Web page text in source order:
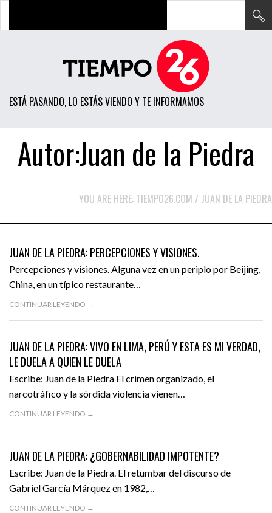
ESTÁ PASANDO, LO ESTÁS VIENDO Y TE INFORMAMOS
POLÍTICA
ECONOMÍA
SOCIEDAD
CIENCIA
TECH
VIDEOS
Autor:Juan de la Piedra
YOU ARE HERE: TIEMPO26.COM / JUAN DE LA PIEDRA
JUAN DE LA PIEDRA: PERCEPCIONES Y VISIONES.
Percepciones y visiones. Alguna vez en un periplo por Beijing,
China, en un típico restaurante…
CONTINUAR LEYENDO →
JULIO 13, 2016
JUAN DE LA PIEDRA: VIVO EN LIMA, PERÚ Y ESTA ES MI VERDAD,
LE DUELA A QUIEN LE DUELA
Escribe: Juan de la Piedra El crimen organizado, el
narcotráfico y la sórdida violencia vienen…
CONTINUAR LEYENDO →
JUNIO 13, 2016
JUAN DE LA PIEDRA: ¿GOBERNABILIDAD IMPOTENTE?
Escribe: Juan de la Piedra. El retumbar del discurso de
Gabriel García Márquez en 1982,…
CONTINUAR LEYENDO →